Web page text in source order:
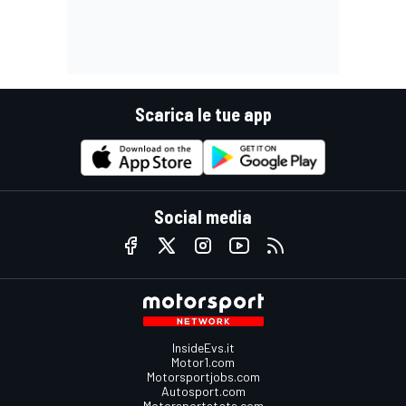
Scarica le tue app
Social media
InsideEvs.it
Motor1.com
Motorsportjobs.com
Autosport.com